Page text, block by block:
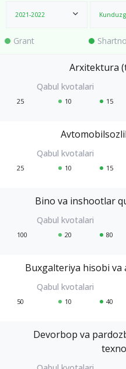
2021-2022
Grant
Arxitektura
25 10 15
25 10 15
Bino va inshootlar
100 20 80
Buxgalteriya hisobi va
50 10 40
Devorbop va